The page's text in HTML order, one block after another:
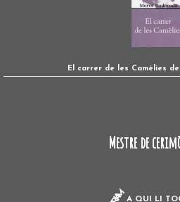
El carrer de les Camèlies
Mestre de
A QUI LI